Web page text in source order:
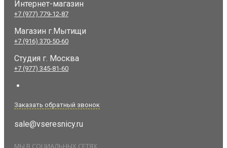
Интернет-магазин
+7 (977) 779-12-87
Магазин г.Мытищи
+7 (916) 370-50-60
Студия г. Москва
+7 (977) 345-81-60
Заказать обратный звонок
sale@vseresnicy.ru
МЫ В СОЦИАЛЬНЫХ СЕТЯХ